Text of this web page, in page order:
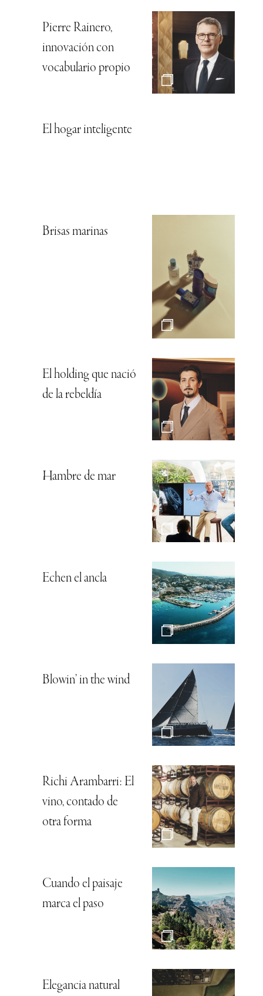
Pierre Rainero,
innovación con
vocabulario propio
El hogar inteligente
Brisas marinas
El holding que nació
de la rebeldía
Hambre de mar
Echen el ancla
Blowin’ in the wind
Richi Arambarri: El
vino, contado de
otra forma
Cuando el paisaje
marca el paso
Elegancia natural